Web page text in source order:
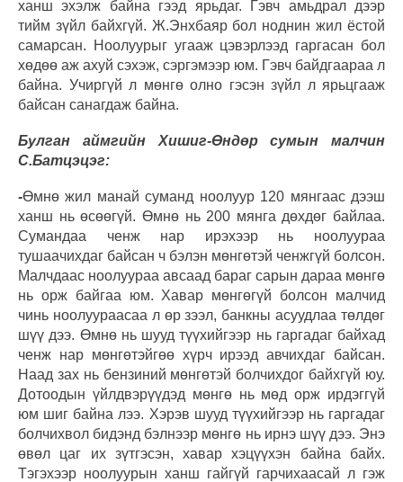
ханш эхэлж байна гээд ярьдаг. Гэвч амьдрал дээр
тийм зүйл байхгүй. Ж.Энхбаяр бол ноднин жил ёстой
самарсан. Ноолуурыг угааж цэвэрлээд гаргасан бол
хөдөө аж ахуй сэхэж, сэргэмээр юм. Гэвч байдгаараа л
байна. Учиргүй л мөнгө олно гэсэн зүйл л ярьцгааж
байсан санагдаж байна.
Булган аймгийн Хишиг-Өндөр сумын малчин
С.Батцэцэг:
-Өмнө жил манай суманд ноолуур 120 мянгаас дээш
ханш нь өсөөгүй. Өмнө нь 200 мянга дөхдөг байлаа.
Сумандаа ченж нар ирэхээр нь ноолуураа
тушаачихдаг байсан ч бэлэн мөнгөтэй ченжгүй болсон.
Малчдаас ноолуураа авсаад бараг сарын дараа мөнгө
нь орж байгаа юм. Хавар мөнгөгүй болсон малчид
чинь ноолуураасаа л өр зээл, банкны асуудлаа төлдөг
шүү дээ. Өмнө нь шууд түүхийгээр нь гаргадаг байхад
ченж нар мөнгөтэйгөө хүрч ирээд авчихдаг байсан.
Наад зах нь бензиний мөнгөтэй болчихдог байхгүй юу.
Дотоодын үйлдвэрүүдэд мөнгө нь мөд орж ирдэггүй
юм шиг байна лээ. Хэрэв шууд түүхийгээр нь гаргадаг
болчихвол бидэнд бэлнээр мөнгө нь ирнэ шүү дээ. Энэ
өвөл цаг их зүтгэсэн, хавар хэцүүхэн байна байх.
Тэгэхээр ноолуурын ханш гайгүй гарчихаасай л гэж